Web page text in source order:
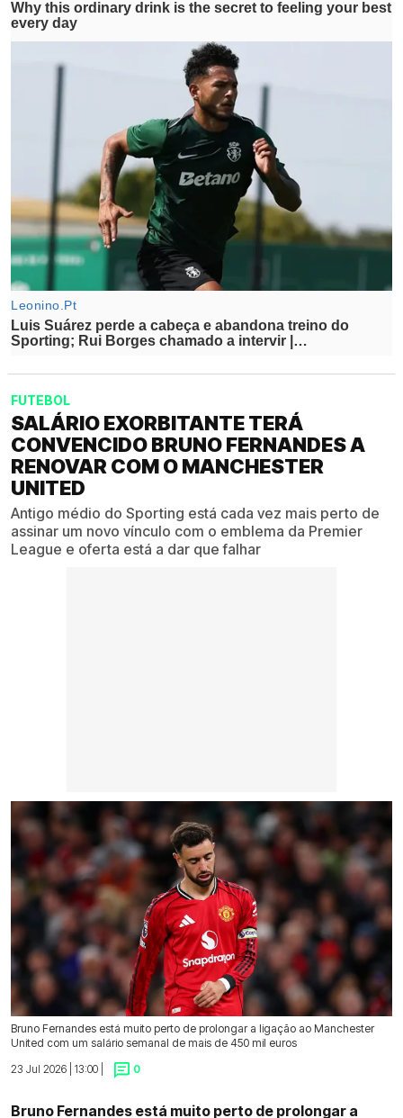
FUTEBOL
SALÁRIO EXORBITANTE TERÁ
CONVENCIDO BRUNO FERNANDES A
RENOVAR COM O MANCHESTER
UNITED
Antigo médio do Sporting está cada vez mais perto de
assinar um novo vínculo com o emblema da Premier
League e oferta está a dar que falhar
Bruno Fernandes está muito perto de prolongar a ligação ao Manchester
United com um salário semanal de mais de 450 mil euros
23 Jul 2026 | 13:00 |
0
Bruno Fernandes está muito perto de prolongar a